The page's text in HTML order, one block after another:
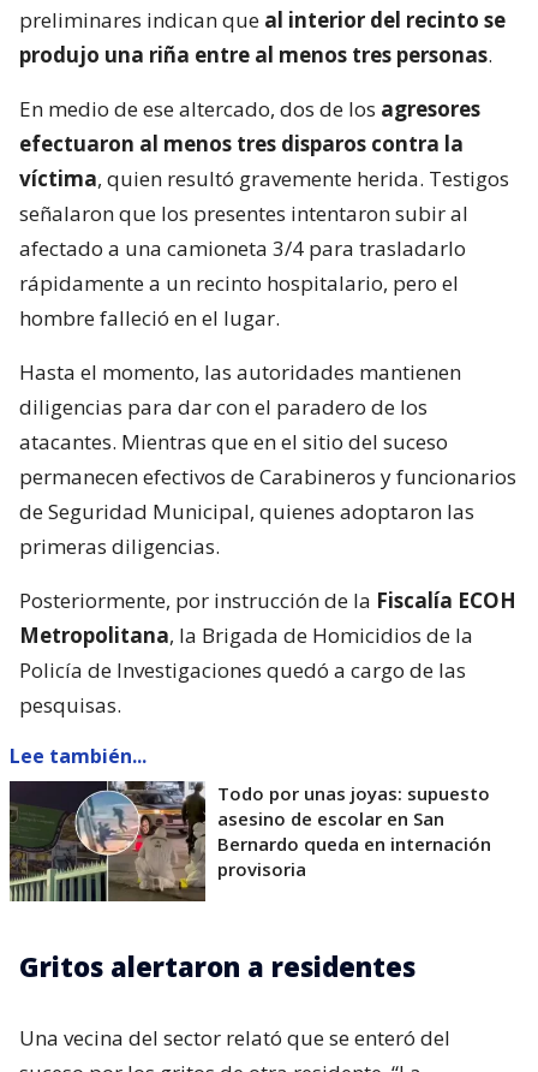
preliminares indican que al interior del recinto se
produjo una riña entre al menos tres personas.
En medio de ese altercado, dos de los agresores
efectuaron al menos tres disparos contra la
víctima, quien resultó gravemente herida. Testigos
señalaron que los presentes intentaron subir al
afectado a una camioneta 3/4 para trasladarlo
rápidamente a un recinto hospitalario, pero el
hombre falleció en el lugar.
Hasta el momento, las autoridades mantienen
diligencias para dar con el paradero de los
atacantes. Mientras que en el sitio del suceso
permanecen efectivos de Carabineros y funcionarios
de Seguridad Municipal, quienes adoptaron las
primeras diligencias.
Posteriormente, por instrucción de la Fiscalía ECOH
Metropolitana, la Brigada de Homicidios de la
Policía de Investigaciones quedó a cargo de las
pesquisas.
Lee también...
Todo por unas joyas: supuesto
asesino de escolar en San
Bernardo queda en internación
provisoria
Gritos alertaron a residentes
Una vecina del sector relató que se enteró del